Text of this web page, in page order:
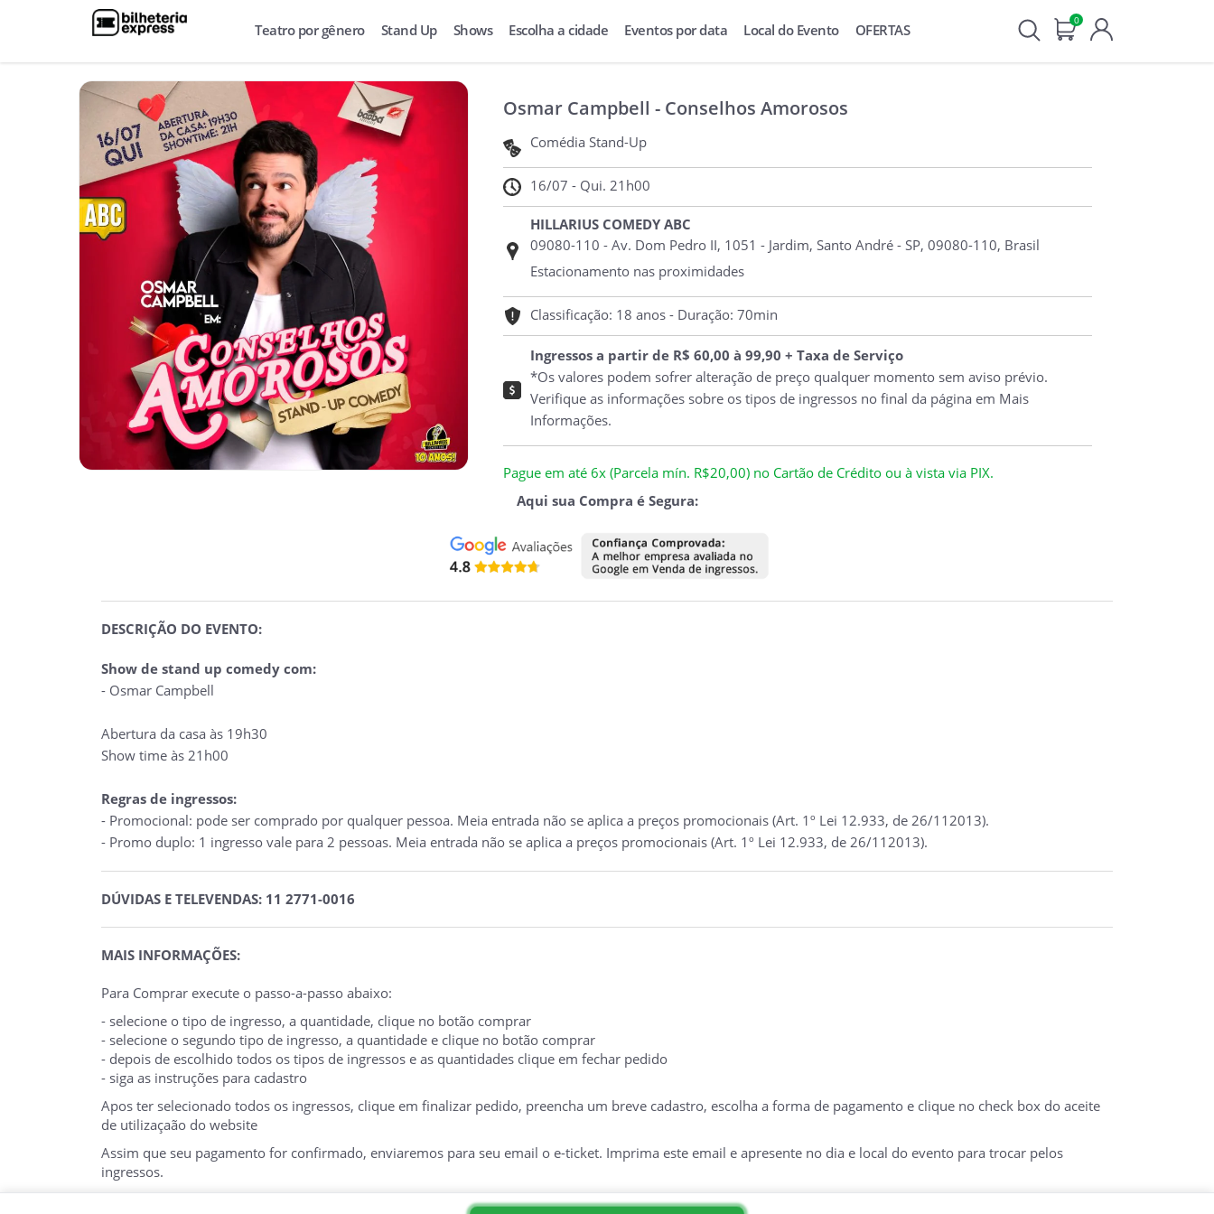
Teatro por gênero Stand Up Shows Escolha a cidade Eventos por data Local do Evento OFERTAS
0
Osmar Campbell - Conselhos Amorosos
Comédia Stand-Up
16/07 - Qui. 21h00
HILLARIUS COMEDY ABC
09080-110 - Av. Dom Pedro II, 1051 - Jardim, Santo André - SP, 09080-110, Brasil
Estacionamento nas proximidades
Classificação: 18 anos - Duração: 70min
Ingressos a partir de R$ 60,00 à 99,90 + Taxa de Serviço
*Os valores podem sofrer alteração de preço qualquer momento sem aviso prévio.
Verifique as informações sobre os tipos de ingressos no final da página em Mais
Informações.
Pague em até 6x (Parcela mín. R$20,00) no Cartão de Crédito ou à vista via PIX.
Aqui sua Compra é Segura:
DESCRIÇÃO DO EVENTO:
Show de stand up comedy com:
- Osmar Campbell
Abertura da casa às 19h30
Show time às 21h00
Regras de ingressos:
- Promocional: pode ser comprado por qualquer pessoa. Meia entrada não se aplica a preços promocionais (Art. 1º Lei 12.933, de 26/112013).
- Promo duplo: 1 ingresso vale para 2 pessoas. Meia entrada não se aplica a preços promocionais (Art. 1º Lei 12.933, de 26/112013).
DÚVIDAS E TELEVENDAS: 11 2771-0016
MAIS INFORMAÇÕES:
Para Comprar execute o passo-a-passo abaixo:
- selecione o tipo de ingresso, a quantidade, clique no botão comprar
- selecione o segundo tipo de ingresso, a quantidade e clique no botão comprar
- depois de escolhido todos os tipos de ingressos e as quantidades clique em fechar pedido
- siga as instruções para cadastro
Apos ter selecionado todos os ingressos, clique em finalizar pedido, preencha um breve cadastro, escolha a forma de pagamento e clique no check box do aceite
de utilizaçaão do website
Assim que seu pagamento for confirmado, enviaremos para seu email o e-ticket. Imprima este email e apresente no dia e local do evento para trocar pelos
ingressos.
O E-TICKET DEVE SER APRESENTADO NA BILHETERIA NO DIA DO EVENTO. É INDISPENSÁVEL A APRESENTAÇÃO DO E-TICKET IMPRESSO COM DOCUMENTO COM